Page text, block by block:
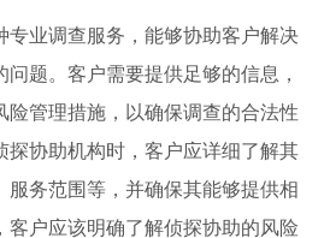
专业调查服务，能够协助客户解决
题。客户需要提供足够的信息，
险管理措施，以确保调查的合法性
探协助机构时，客户应详细了解其
服务范围等，并确保其能够提供相
客户应该明确了解侦探协助的风险